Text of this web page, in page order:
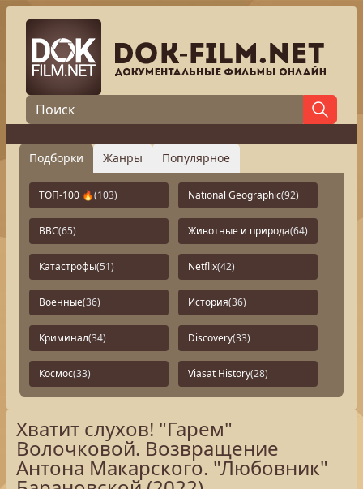
Подборки Жанры Популярное
ТОП-100 🔥(103) National Geographic(92)
BBC(65) Животные и природа(64)
Катастрофы(51) Netflix(42)
Военные(36) История(36)
Криминал(34) Discovery(33)
Космос(33) Viasat History(28)
Хватит слухов! "Гарем"
Волочковой. Возвращение
Антона Макарского. "Любовник"